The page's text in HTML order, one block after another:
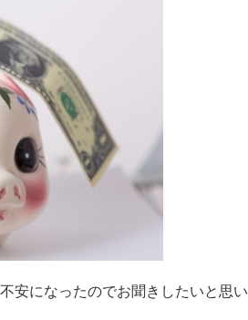
安になったのでお聞きしたいと思い